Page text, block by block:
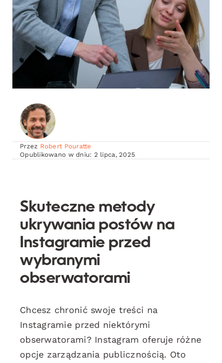
Przez Robert Pouratte
Opublikowano w dniu: 2 lipca, 2025
Skuteczne metody
ukrywania postów na
Instagramie przed
wybranymi
obserwatorami
Chcesz chronić swoje treści na
Instagramie przed niektórymi
obserwatorami? Instagram oferuje różne
opcje zarządzania publicznością. Oto